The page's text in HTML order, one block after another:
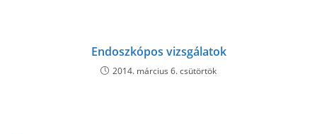
Endoszkópos vizsgálatok
2014. március 6. csütörtök